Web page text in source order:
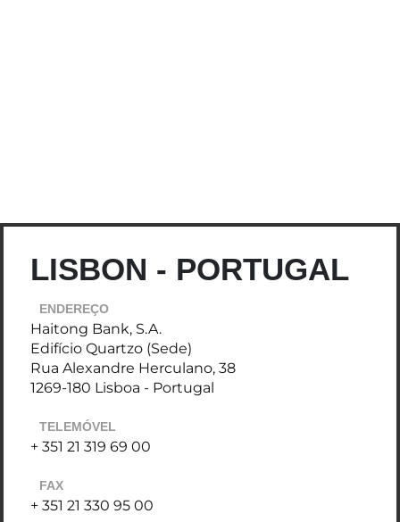
LISBON - PORTUGAL
ENDEREÇO
Haitong Bank, S.A.
Edifício Quartzo (Sede)
Rua Alexandre Herculano, 38
1269-180 Lisboa - Portugal
TELEMÓVEL
+ 351 21 319 69 00
FAX
+ 351 21 330 95 00